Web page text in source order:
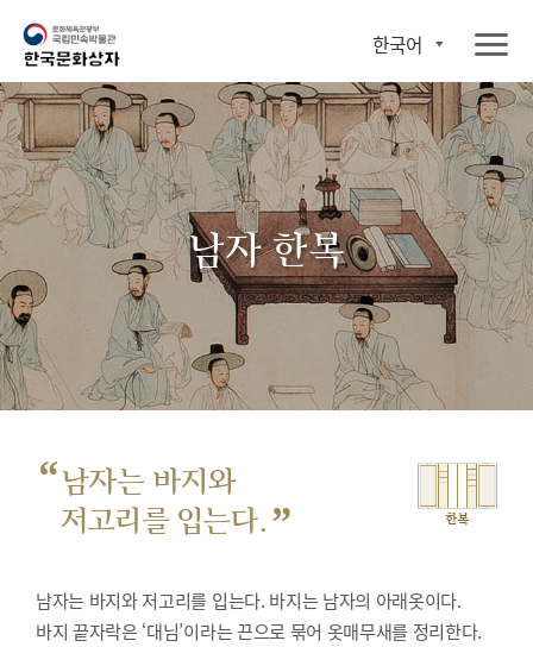
한국어
남자 한복
“남자는 바지와
저고리를 입는다. ” 한복
남자는 바지와 저고리를 입는다. 바지는 남자의 아래옷이다.
바지 끝자락은 ‘대님’이라는 끈으로 묶어 옷매무새를 정리한다.